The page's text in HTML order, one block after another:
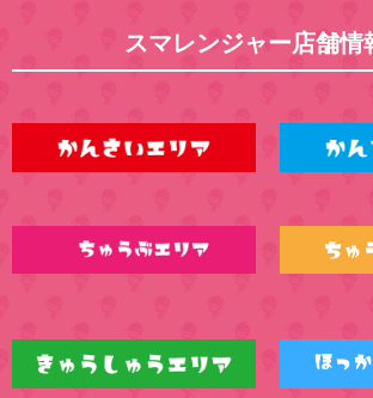
スマレンジャー店舗情